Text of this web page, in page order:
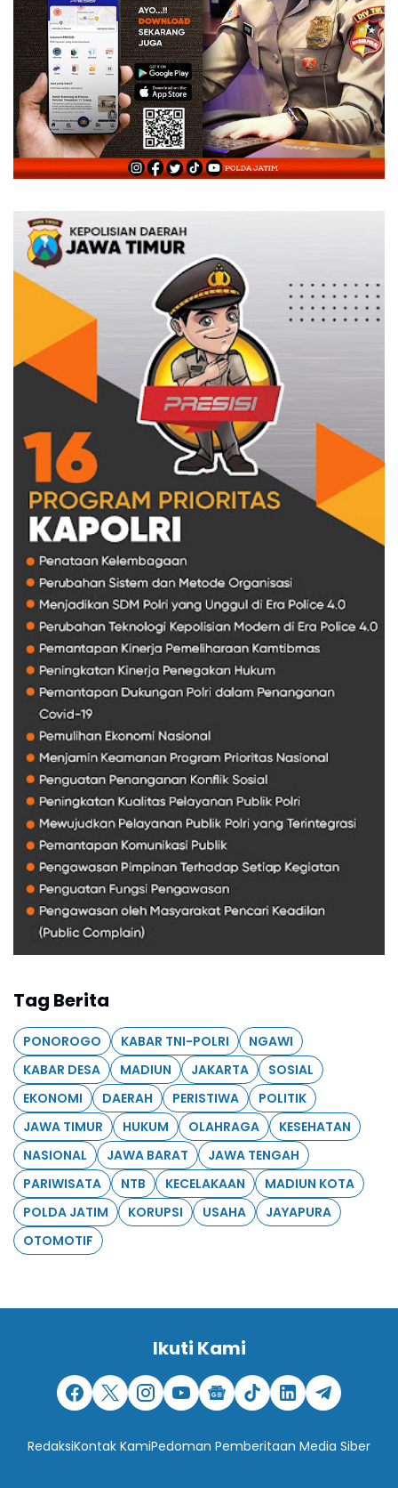
Tag Berita
PONOROGO KABAR TNI-POLRI
NGAWI
KABAR DESA
MADIUN JAKARTA
SOSIAL
EKONOMI
DAERAH PERISTIWA
POLITIK
JAWA TIMUR
HUKUM OLAHRAGA
KESEHATAN
NASIONAL
JAWA BARAT
JAWA TENGAH
PARIWISATA
NTB KECELAKAAN
MADIUN KOTA
POLDA JATIM
KORUPSI USAHA
JAYAPURA
OTOMOTIF
Ikuti Kami
RedaksiKontak KamiPedoman Pemberitaan Media Siber